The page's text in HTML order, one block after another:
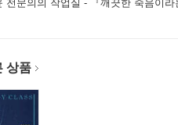
전문의의 작업실 - 『깨끗한 죽음이
상품